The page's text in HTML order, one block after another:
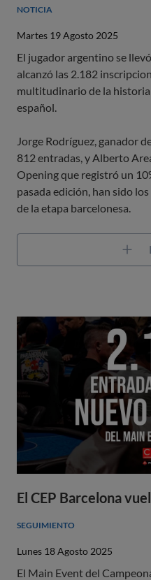
NOTICIA
Martes 19 Agosto 2025
El jugador argentino se
alcanzó las 2.182
multitudinario de la
español.
Jorge Rodríguez, ganador
812 entradas, y Alberto
Opening que registró un
pasada edición, han sido
de la etapa barcelonesa.
El CEP Barcelona
SEGUIMIENTO
Lunes 18 Agosto 2025
El Main Event del